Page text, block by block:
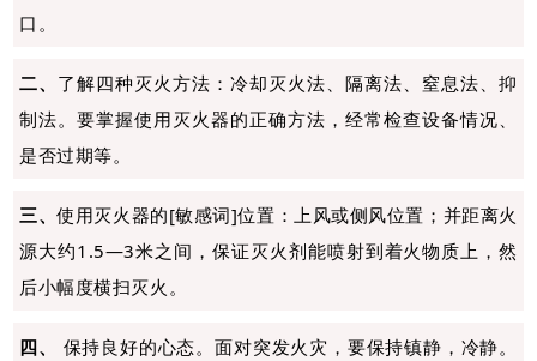
口。
二、 了解四种灭火方法：冷却灭火法、隔离法、窒息法、抑
制法。要掌握使用灭火器的正确方法，经常检查设备情况、
是否过期等。
三、使用灭火器的[敏感词]位置：上风或侧风位置；并距离火
源大约1.5—3米之间，保证灭火剂能喷射到着火物质上，然
后小幅度横扫灭火。
四、
保持良好的心态。面对突发火灾，要保持镇静，冷静。